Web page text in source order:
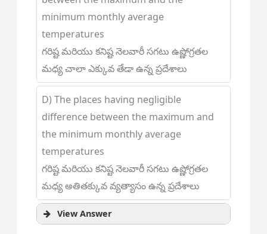
minimum monthly average
temperatures
గరిష్ట మరియు కనిష్ట నెలవారీ సగటు ఉష్ణోగ్రతల
మధ్య చాలా ఎక్కువ తేడా ఉన్న ప్రదేశాలు
D) The places having negligible
difference between the maximum and
the minimum monthly average
temperatures
గరిష్ట మరియు కనిష్ట నెలవారీ సగటు ఉష్ణోగ్రతల
మధ్య అతితక్కువ వ్యత్యాసం ఉన్న ప్రదేశాలు
View Answer